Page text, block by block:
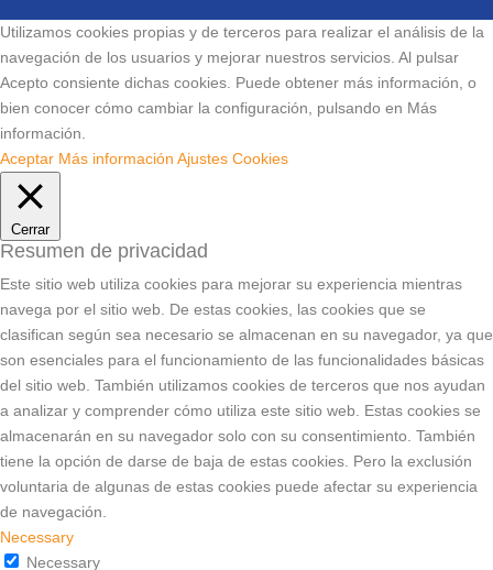
Utilizamos cookies propias y de terceros para realizar el análisis de la
navegación de los usuarios y mejorar nuestros servicios. Al pulsar
Acepto consiente dichas cookies. Puede obtener más información, o
bien conocer cómo cambiar la configuración, pulsando en Más
información.
Aceptar Más información Ajustes Cookies
Cerrar
Resumen de privacidad
Este sitio web utiliza cookies para mejorar su experiencia mientras
navega por el sitio web. De estas cookies, las cookies que se
clasifican según sea necesario se almacenan en su navegador, ya que
son esenciales para el funcionamiento de las funcionalidades básicas
del sitio web. También utilizamos cookies de terceros que nos ayudan
a analizar y comprender cómo utiliza este sitio web. Estas cookies se
almacenarán en su navegador solo con su consentimiento. También
tiene la opción de darse de baja de estas cookies. Pero la exclusión
voluntaria de algunas de estas cookies puede afectar su experiencia
de navegación.
Necessary
Necessary